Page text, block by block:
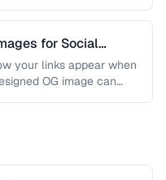
for Social
your links appear when
OG image can